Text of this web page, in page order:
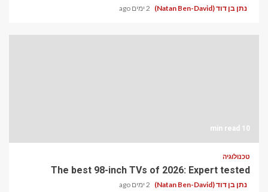
נתן בן דוד (Natan Ben-David) 2 ימים ago
10 min read
טכנולוגיה
The best 98-inch TVs of 2026: Expert tested
נתן בן דוד (Natan Ben-David) 2 ימים ago